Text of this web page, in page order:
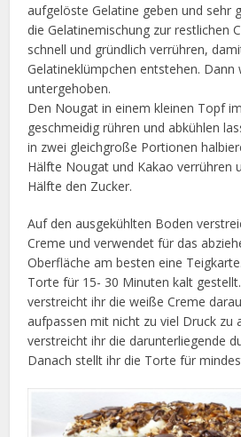
aufgelöste Gelatine geben und sehr
die Gelatinemischung zur restlichen
schnell und gründlich verrühren,
Gelatineklümpchen entstehen. Dann
untergehoben.
Den Nougat in einem kleinen Topf
geschmeidig rühren und abkühlen
in zwei gleichgroße Portionen
Hälfte Nougat und Kakao verrühren
Hälfte den Zucker.
Auf den ausgekühlten Boden
Creme und verwendet für das
Oberfläche am besten eine
Torte für 15- 30 Minuten kalt
verstreicht ihr die weiße Creme
aufpassen mit nicht zu viel Druck zu
verstreicht ihr die darunterliegende
Danach stellt ihr die Torte für